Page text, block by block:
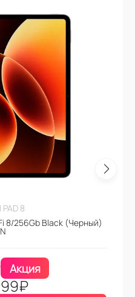
PAD 8
8/256Gb Black (Черный)
Акция
₽